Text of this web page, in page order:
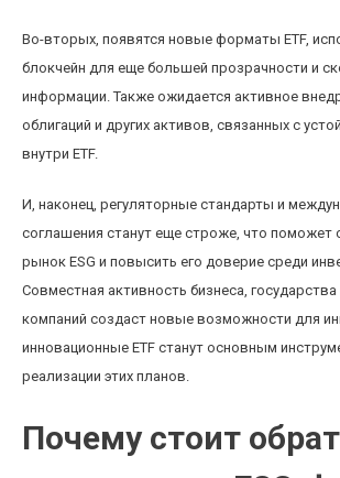
Во-вторых, появятся новые форматы ETF,
блокчейн для еще большей прозрачности и
информации. Также ожидается активное
облигаций и других активов, связанных с
внутри ETF.
И, наконец, регуляторные стандарты и
соглашения станут еще строже, что поможет
рынок ESG и повысить его доверие среди
Совместная активность бизнеса, государства
компаний создаст новые возможности для
инновационные ETF станут основным
реализации этих планов.
Почему стоит